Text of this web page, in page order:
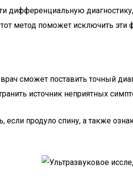
дифференциальную
метод поможет исключить эти
сможет поставить точный
источник неприятных
если продуло спину, а также